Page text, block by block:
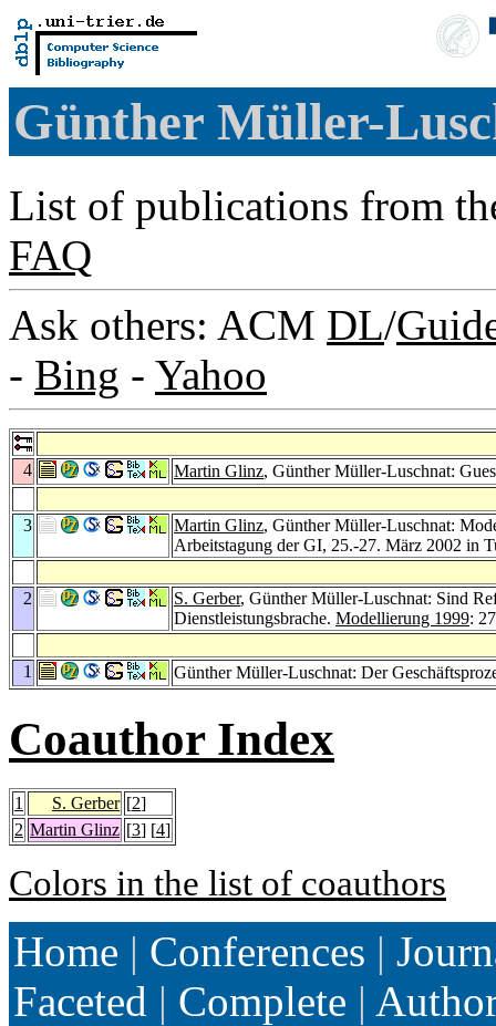
Günther Müller-
List of publications from
FAQ
Ask others: ACM DL/
- Bing - Yahoo
4 Martin Glinz, Günther Müller-Luschnat:
3 Martin Glinz, Günther Müller-Luschnat:
Arbeitstagung der GI, 25.-27. März 2002 in
2 S. Gerber, Günther Müller-Luschnat: Sind
Dienstleistungsbrache. Modellierung 1999:
1 Günther Müller-Luschnat: Der
Coauthor Index
1 S. Gerber [2]
2 Martin Glinz [3] [4]
Colors in the list of coauthors
Home | Conferences |
Faceted | Complete |